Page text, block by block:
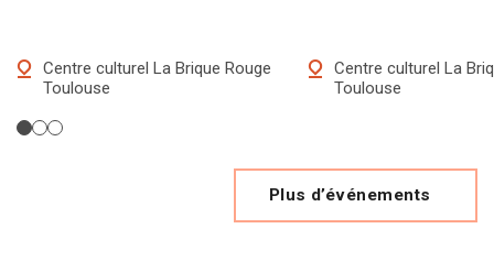
Centre culturel La Brique Rouge
Toulouse
Centre culturel La
Toulouse
Plus d’événements